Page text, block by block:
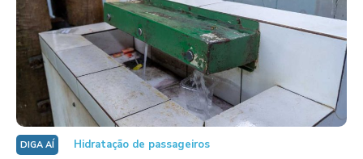
DIGA AÍ Hidratação de passageiros